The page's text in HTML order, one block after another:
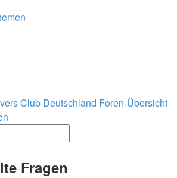
Club Deutschland Foren-Übersicht
Fragen